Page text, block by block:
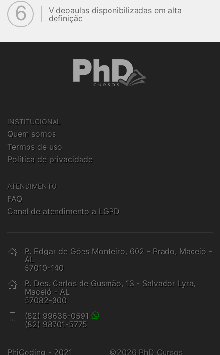
6
Videoaulas disponibilizadas em alta
definição
INSTITUCIONAL
Quem somos
Termos de uso
Política de privacidade
ATENDIMENTO
FAQ
Canal de atendimento a LGPD
R. Edgar de Góes Monteiro, 602 - Prado, Maceió -
AL
57010-140
R. Des. Carlos de Gusmão, 13 - Salvador Lyra,
Maceió - AL
57082-300
(82) 99636-0591
(82) 98701-5775
PhiCoding - 2021 ©2026 PhD Cursos